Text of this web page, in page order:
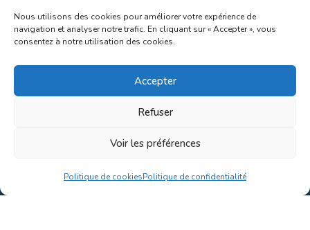
Nous utilisons des cookies pour améliorer votre expérience de
navigation et analyser notre trafic. En cliquant sur « Accepter », vous
consentez à notre utilisation des cookies.
Accepter
Refuser
Voir les préférences
Politique de cookiesPolitique de confidentialité
Liens régionaux
Liens gouvernements
Liens touristiques
Au coeur de la nature!